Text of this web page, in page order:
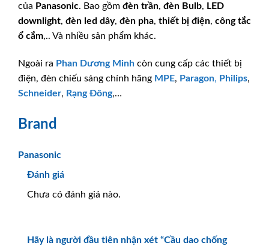
của Panasonic. Bao gồm đèn trần, đèn Bulb, LED
downlight, đèn led dây, đèn pha, thiết bị điện, công tắc
ổ cắm,.. Và nhiều sản phẩm khác.
Ngoài ra Phan Dương Minh còn cung cấp các thiết bị
điện, đèn chiếu sáng chính hãng MPE, Paragon, Philips,
Schneider, Rạng Đông,…
Brand
Panasonic
Đánh giá
Chưa có đánh giá nào.
Hãy là người đầu tiên nhận xét “Cầu dao chống